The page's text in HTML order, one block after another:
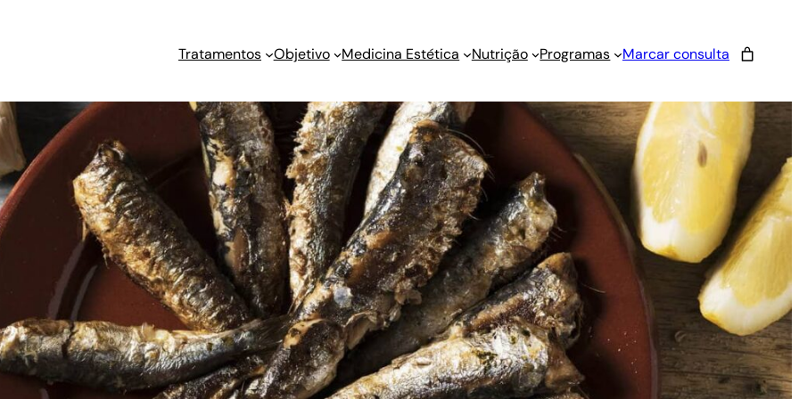
Tratamentos Objetivo Medicina Estética Nutrição Programas Marcar consulta